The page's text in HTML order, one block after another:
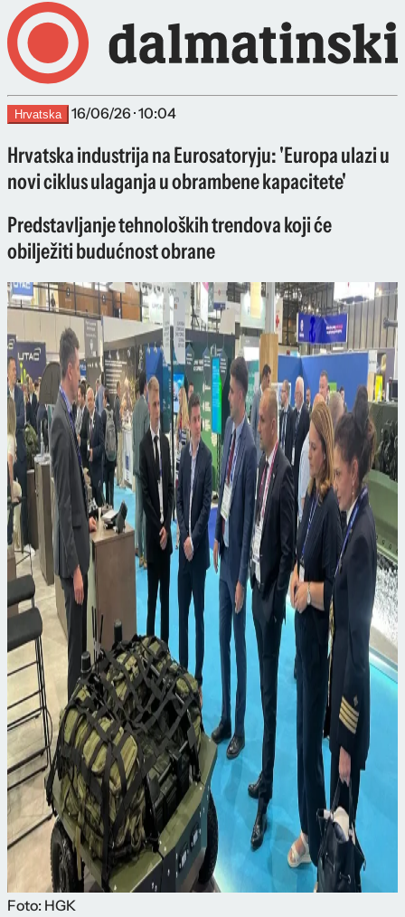
Hrvatska 16/06/26 · 10:04
Hrvatska industrija na Eurosatoryju: 'Europa ulazi u
novi ciklus ulaganja u obrambene kapacitete'
Predstavljanje tehnoloških trendova koji će
obilježiti budućnost obrane
Foto: HGK